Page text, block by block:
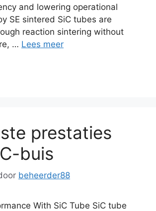
and lowering operational
SE sintered SiC tubes are
reaction sintering without
, … Lees meer
prestaties
buis
beheerder88
With SiC Tube SiC tube